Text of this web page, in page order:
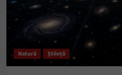
Natură Știință